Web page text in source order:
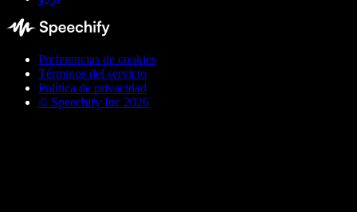
Preferencias de cookies
Términos del servicio
Política de privacidad
© Speechify Inc 2026